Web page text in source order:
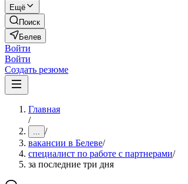
Ещё
Поиск
Белев
Войти
Войти
Создать резюме
Главная
/
... /
вакансии в Белеве/
специалист по работе с партнерами/
за последние три дня